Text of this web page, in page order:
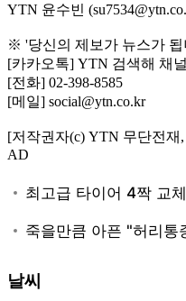
YTN 윤수빈
※ '당신의 제보가 뉴스가 됩
[카카오톡] YTN 검색해 채
[전화] 02-398-8585
[메일] social@ytn.co.kr
[저작권자(c) YTN 무단전
AD
날씨